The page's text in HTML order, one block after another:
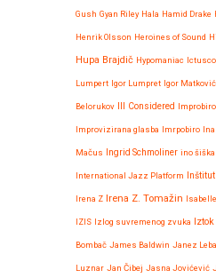
Gush Gyan Riley Hala Hamid Drake
Henrik Olsson Heroines of Sound
Hupa Brajdič Hypomaniac
Lumpert Igor Lumpret Igor Matković
Belorukov Ill Considered Improbiro
Improvizirana glasba Imrpobiro
Mačus Ingrid Schmoliner ino šiška
International Jazz Platform
Irena Z Irena Z. Tomažin
IZIS Izlog suvremenog zvuka Iztok
Bombač James Baldwin Janez
Luznar Jan Čibej Jasna Jovićević